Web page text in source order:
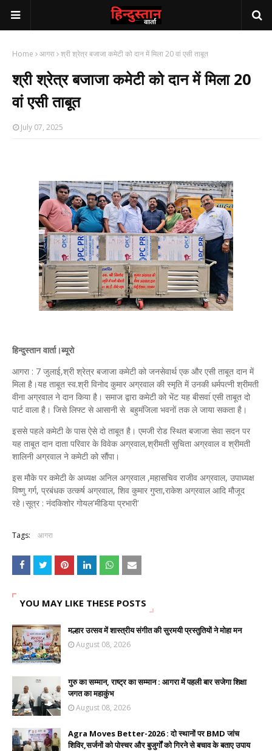
Home आगरा श्री श्रेत्र बजाजा कमेटी को दान में मिला 20 वां एसी ताबूत
श्री श्रेत्र बजाजा कमेटी को दान में मिला 20
वां एसी ताबूत
July 07, 2025
हिन्दुस्तान वार्ता।ब्यूरो
आगरा : 7 जुलाई,श्री श्रेत्र बजाजा कमेटी को जनसेवार्थ एक और एसी ताबूत दान में
मिला है।यह ताबूत स्व.श्री विनोद कुमार अग्रवाल की स्मृति में उनकी धर्मपत्नी श्रीमती
वीना अग्रवाल ने दान किया है। समाज द्वारा कमेटी को भेंट यह बीसवा॔ एसी ताबूत दो
पार्ट वाला है। जिसे लिफ्ट से आसानी से बहुमंजिला भवनों तक ले जाया सकता है।
इससे पहले कमेटी के पास ऐसे दो ताबूत है। एमजी रोड स्थित बजाजा सेवा सदन पर
यह ताबूत दान दाता परिवार के विवेक अग्रवाल,श्रीमती सुचिता अग्रवाल व श्रीमती
शालिनी अग्रवाल ने कमेटी को सौंपा।
इस मौके पर कमेटी के अध्यक्ष अनिल अग्रवाल ,महासचिव राजीव अग्रवाल, उपाध्यक्ष
विष्णु गर्ग, प्रबंधक उत्कर्ष अग्रवाल, शिव कुमार गुप्ता,राकेश अग्रवाल आदि मौजूद
रहे।सूत्र : नंदकिशोर गोयल'मीडिया प्रभारी'
Tags: आगरा
YOU MAY LIKE THESE POSTS
मल्हार उत्सव में शास्त्रीय संगीत की सुरमयी प्रस्तुतियों ने मोहा मन
August 08, 2026
गुरु का सम्मान, राष्ट्र का सम्मान : आगरा में पहली बार सजेगा शिक्षा
जगत का महाकुंभ
August 08, 2026
Agra Moves Better-2026 : दो स्थानों पर BMD जांच
शिविर,सर्जनों को पोस्चर और बुजुर्गों को गिरने से बचाव के बताए उपाय